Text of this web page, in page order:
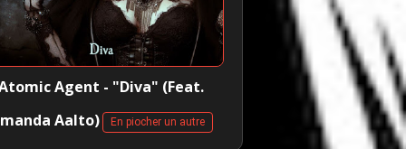
Agent - "Diva" (Feat.
Aalto)
En piocher un autre